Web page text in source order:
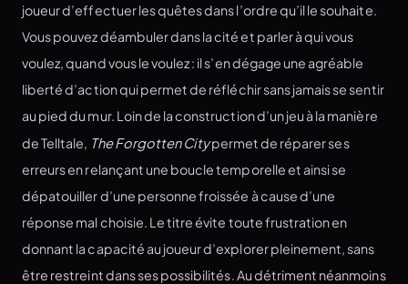
joueur d’effectuer les quêtes dans l’ordre qu’il le souhaite.
Vous pouvez déambuler dans la cité et parler à qui vous
voulez, quand vous le voulez : il s’en dégage une agréable
liberté d’action qui permet de réfléchir sans jamais se sentir
au pied du mur. Loin de la construction d’un jeu à la manière
de Telltale, The Forgotten Citypermet de réparer ses
erreurs en relançant une boucle temporelle et ainsi se
dépatouiller d’une personne froissée à cause d’une
réponse mal choisie. Le titre évite toute frustration en
donnant la capacité au joueur d’explorer pleinement, sans
être restreint dans ses possibilités. Au détriment néanmoins